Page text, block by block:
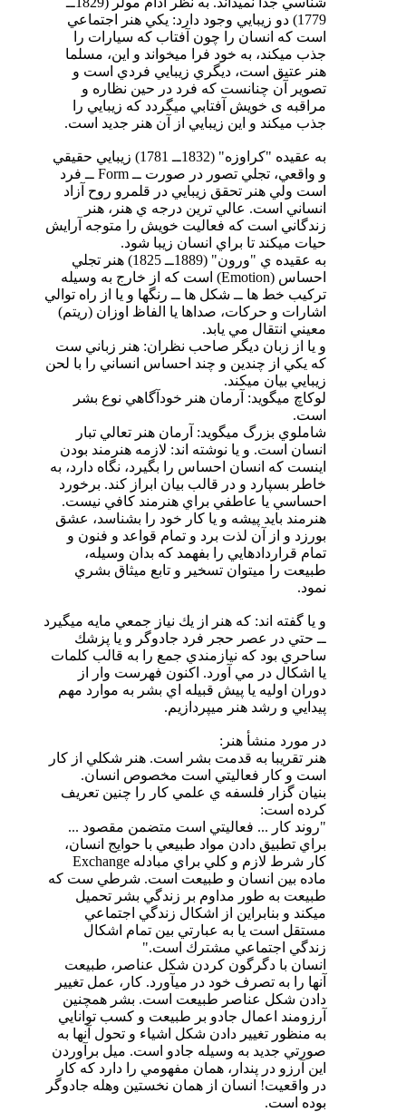
1779) دو زيبايي وجود دارد: يكي هنر اجتماعي
است كه انسان را چون آفتاب كه سيارات را
جذب ميكند، به خود فرا ميخواند و اين، مسلما
هنر عتيق است، ديگري زيبايي فردي است و
تصوير آن چنانست كه فرد در حين نظاره و
مراقبه ی خويش آفتابي ميگردد كه زيبايي را
جذب ميكند و اين زيبايي از آن هنر جديد است.
به عقيده "كراوزه" (1832ــ 1781) زيبايي حقيقي
و واقعي، تجلي تصور در صورت ــ Form ــ فرد
است ولي هنر تحقق زيبايي در قلمرو روح آزاد
انساني است. عالي ترين درجه ي هنر، هنر
زندگاني است كه فعاليت خويش را متوجه آرايش
حيات ميكند تا براي انسان زيبا شود.
به عقيده ي "ورون" (1889ــ 1825) هنر تجلي
احساس (Emotion) است كه از خارج به وسيله
تركيب خط ها ــ شكل ها ــ رنگها و يا از راه توالي
اشارات و حركات، صداها يا الفاظ اوزان (ريتم)
معيني انتقال مي يابد.
و يا از زبان ديگر صاحب نظران: هنر زباني ست
كه يكي از چندين و چند احساس انساني را با لحن
زيبايي بيان ميكند.
لوكاچ ميگويد: آرمان هنر خودآگاهي نوع بشر
است.
شاملوي بزرگ ميگويد: آرمان هنر تعالي تبار
انسان است. و يا نوشته اند: لازمه هنرمند بودن
اينست كه انسان احساس را بگيرد، نگاه دارد، به
خاطر بسپارد و در قالب بيان ابراز كند. برخورد
احساسي يا عاطفي براي هنرمند كافي نيست.
هنرمند بايد پيشه و يا كار خود را بشناسد، عشق
بورزد و از آن لذت برد و تمام قواعد و فنون و
تمام قراردادهايي را بفهمد كه بدان وسيله،
طبيعت را ميتوان تسخير و تابع ميثاق بشري
نمود.
و يا گفته اند: كه هنر از يك نياز جمعي مايه ميگيرد
ــ حتي در عصر حجر فرد جادوگر و يا پزشك
ساحري بود كه نيازمندي جمع را به قالب كلمات
يا اشكال در مي آورد. اكنون فهرست وار از
دوران اوليه يا پيش قبيله اي بشر به موارد مهم
پيدايي و رشد هنر ميپردازيم.
در مورد منشأ هنر:
هنر تقريبا به قدمت بشر است. هنر شكلي از كار
است و كار فعاليتي است مخصوص انسان.
بنيان گزار فلسفه ي علمي كار را چنين تعريف
كرده است:
"روند كار ... فعاليتي است متضمن مقصود ...
براي تطبيق دادن مواد طبيعي با حوايج انسان،
كار شرط لازم و كلي براي مبادله Exchange
ماده بين انسان و طبيعت است. شرطي ست كه
طبيعت به طور مداوم بر زندگي بشر تحميل
ميكند و بنابراين از اشكال زندگي اجتماعي
مستقل است يا به عبارتي بين تمام اشكال
زندگي اجتماعي مشترك است."
انسان با دگرگون كردن شكل عناصر، طبيعت
آنها را به تصرف خود در ميآورد. كار، عمل تغيير
دادن شكل عناصر طبيعت است. بشر همچنين
آرزومند اعمال جادو بر طبيعت و كسب توانايي
به منظور تغيير دادن شكل اشياء و تحول آنها به
صورتي جديد به وسيله جادو است. ميل برآوردن
اين آرزو در پندار، همان مفهومي را دارد كه كار
در واقعيت! انسان از همان نخستين وهله جادوگر
بوده است.